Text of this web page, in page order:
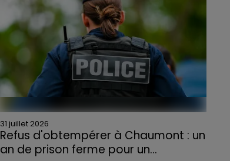
31 juillet 2026
Refus d'obtempérer à Chaumont : un
an de prison ferme pour un...